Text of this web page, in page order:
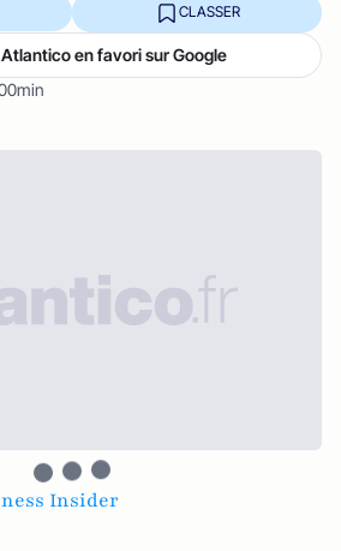
CLASSER
en favori sur Google
Insider